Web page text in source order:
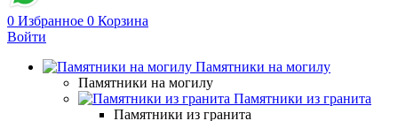
0 Избранное 0 Корзина
Войти
Памятники на могилу
Памятники на могилу
Памятники из гранита
Памятники из гранита